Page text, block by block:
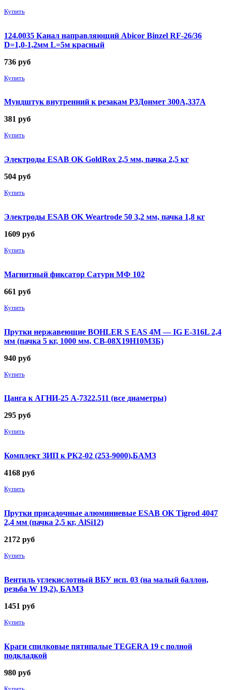
Купить
124.0035 Канал направляющий Abicor Binzel RF-26/36
D=1,0-1,2мм L=5м красный
736 руб
Купить
Мундштук внутренний к резакам Р3Донмет 300А,337А
381 руб
Купить
Электроды ESAB OK GoldRox 2,5 мм, пачка 2,5 кг
504 руб
Купить
Электроды ESAB OK Weartrode 50 3,2 мм, пачка 1,8 кг
1609 руб
Купить
Магнитный фиксатор Сатурн МФ 102
661 руб
Купить
Прутки нержавеющие BOHLER S EAS 4M — IG E-316L 2,4
мм (пачка 5 кг, 1000 мм, СВ-08Х19Н10М3Б)
940 руб
Купить
Цанга к АГНИ-25 А-7322.511 (все диаметры)
295 руб
Купить
Комплект ЗИП к РК2-02 (253-9000),БАМЗ
4168 руб
Купить
Прутки присадочные алюминиевые ESAB OK Tigrod 4047
2,4 мм (пачка 2,5 кг, AlSi12)
2172 руб
Купить
Вентиль углекислотный ВБУ исп. 03 (на малый баллон,
резьба W 19,2), БАМЗ
1451 руб
Купить
Краги спилковые пятипалые TEGERA 19 с полной
подкладкой
980 руб